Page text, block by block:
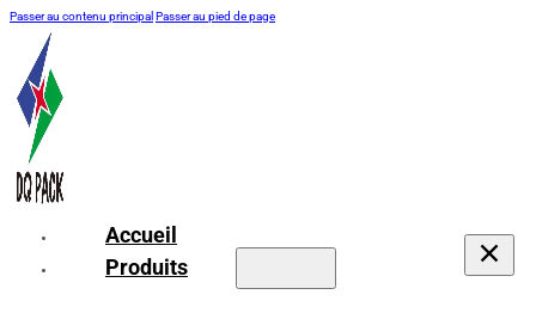
Passer au contenu principal Passer au pied de page
Accueil
Produits